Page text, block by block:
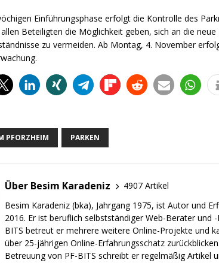
Einführungsphase erfolgt die Kontrolle des
Beteiligten die Möglichkeit geben, sich an die neue
zu vermeiden. Ab Montag, 4. November
PFORZHEIM PARKEN
Über Besim Karadeniz
4907 Artikel
Besim Karadeniz (bka), Jahrgang 1975, ist Autor und
2016. Er ist beruflich selbstständiger Web-Berater und
BITS betreut er mehrere weitere Online-Projekte und
über 25-jährigen Online-Erfahrungsschatz
Betreuung von PF-BITS schreibt er regelmäßig Artikel